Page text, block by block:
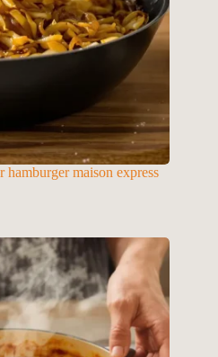
hamburger maison express